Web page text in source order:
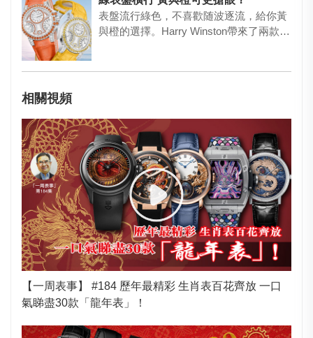
表盤流行綠色，不喜歡随波逐流，給你黃
與橙的選擇。Harry Winston帶來了兩款以
相關視頻
【一周表事】 #184 歷年最精彩 生肖表百花齊放 一口
氣睇盡30款「龍年表」！